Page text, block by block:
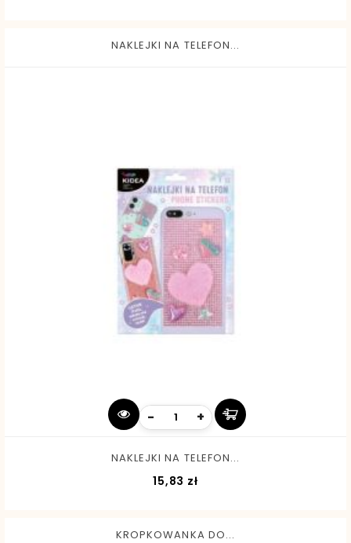
NAKLEJKI NA TELEFON...
- +
NAKLEJKI NA TELEFON...
15,83 zł
KROPKOWANKA DO...